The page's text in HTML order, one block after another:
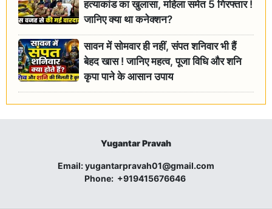
हत्याकांड का खुलासा, महिला समेत 5 गिरफ्तार !
जानिए क्या था कनेक्शन?
सावन में सोमवार ही नहीं, संपत शनिवार भी हैं
बेहद खास ! जानिए महत्व, पूजा विधि और शनि
कृपा पाने के आसान उपाय
Yugantar Pravah
Email:yugantarpravah01@gmail.com
Phone: +919415676646